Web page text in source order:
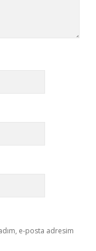
e-posta adresim